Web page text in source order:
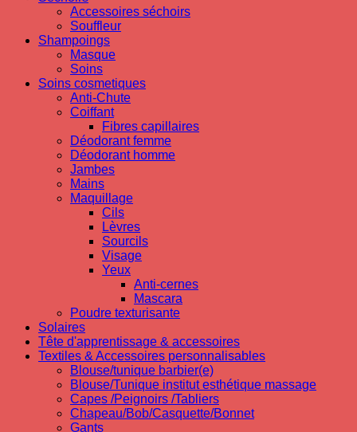
Accessoires séchoirs
Souffleur
Shampoings
Masque
Soins
Soins cosmetiques
Anti-Chute
Coiffant
Fibres capillaires
Déodorant femme
Déodorant homme
Jambes
Mains
Maquillage
Cils
Lèvres
Sourcils
Visage
Yeux
Anti-cernes
Mascara
Poudre texturisante
Solaires
Tête d'apprentissage & accessoires
Textiles & Accessoires personnalisables
Blouse/tunique barbier(e)
Blouse/Tunique institut esthétique massage
Capes /Peignoirs /Tabliers
Chapeau/Bob/Casquette/Bonnet
Gants